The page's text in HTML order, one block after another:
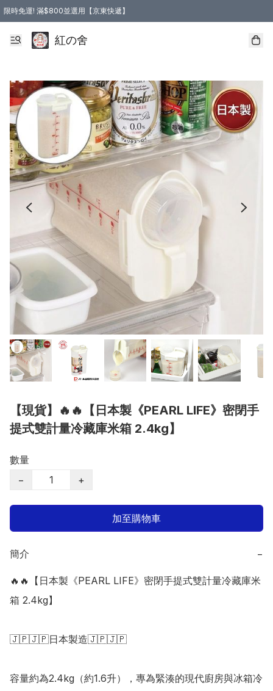
限時免運! 滿$800並選用【京東快遞】
紅の舍
【現貨】🔥🔥【日本製《PEARL LIFE》密閉手
提式雙計量冷藏庫米箱 2.4kg】
數量
−
+
加至購物車
簡介 −
🔥🔥【日本製《PEARL LIFE》密閉手提式雙計量冷藏庫米
箱 2.4kg】
🇯🇵🇯🇵日本製造🇯🇵🇯🇵
容量約為2.4kg（約1.6升），專為緊湊的現代廚房與冰箱冷